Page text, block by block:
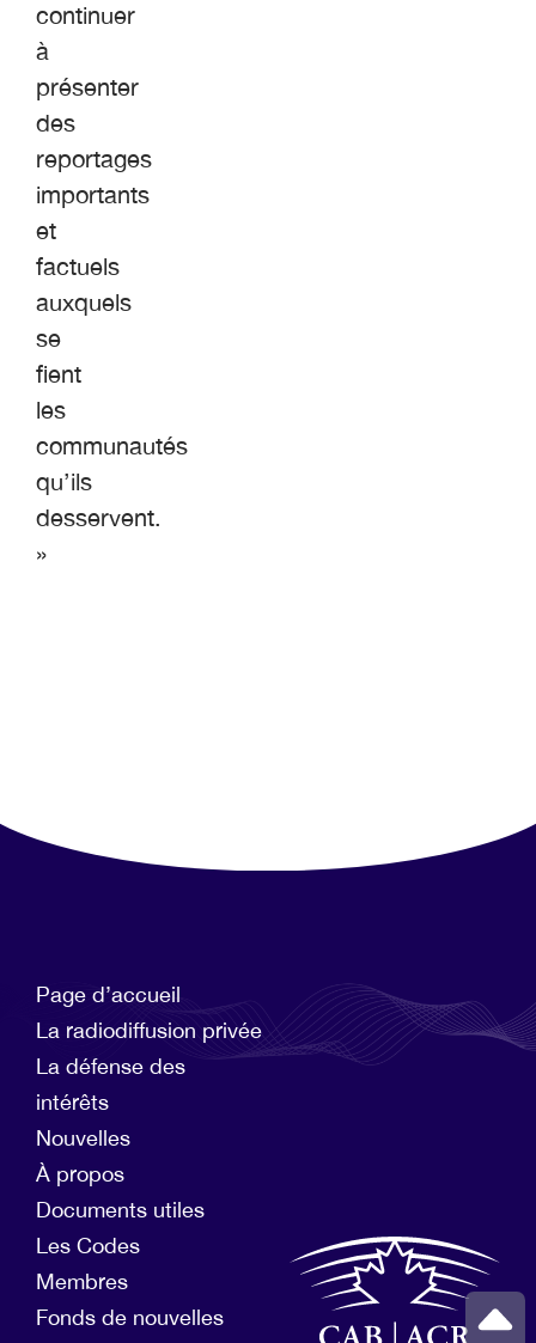
continuer
à
présenter
des
reportages
importants
et
factuels
auxquels
se
fient
les
communautés
qu’ils
desservent.
»
Page d’accueil
La radiodiffusion privée
La défense des
intérêts
Nouvelles
À propos
Documents utiles
Les Codes
Membres
Fonds de nouvelles